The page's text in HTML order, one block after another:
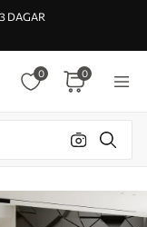
DAGAR
0 0